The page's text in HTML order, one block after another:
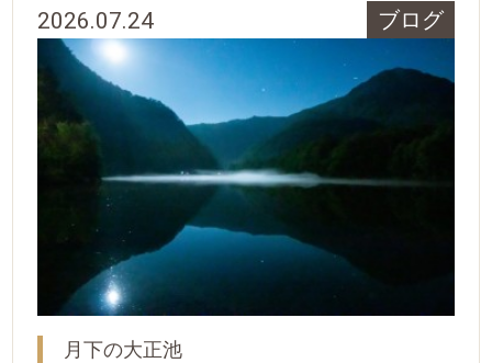
2026.07.24 ブログ
月下の大正池